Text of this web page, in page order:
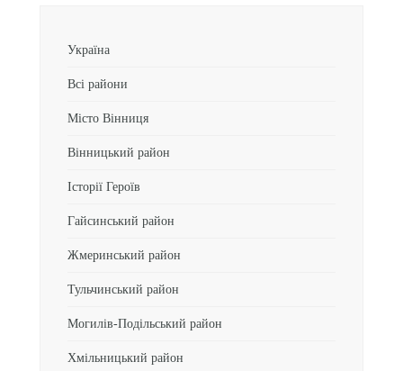
Україна
Всі райони
Місто Вінниця
Вінницький район
Історії Героїв
Гайсинський район
Жмеринський район
Тульчинський район
Могилів-Подільський район
Хмільницький район